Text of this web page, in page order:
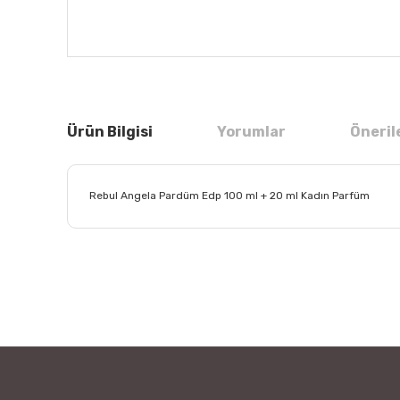
Ürün Bilgisi Yorumlar
Rebul Angela Pardüm Edp 100 ml + 20 ml Kadın Parfüm